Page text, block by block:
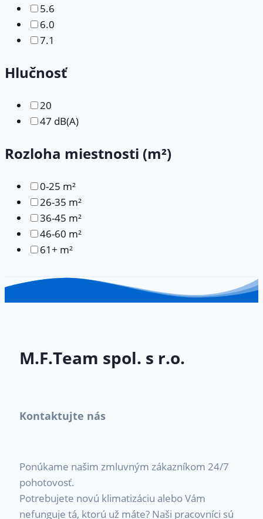
5.6
6.0
7.1
Hlučnosť
20
47 dB(A)
Rozloha miestnosti (m²)
0-25 m²
26-35 m²
36-45 m²
46-60 m²
61+ m²
M.F.Team spol. s r.o.
Kontaktujte nás
Ponúkame našim zmluvným zákazníkom 24/7
pohotovosť.
Potrebujete novú klimatizáciu alebo Vám
nefunguje tá, ktorú už máte? Naši pracovníci sú